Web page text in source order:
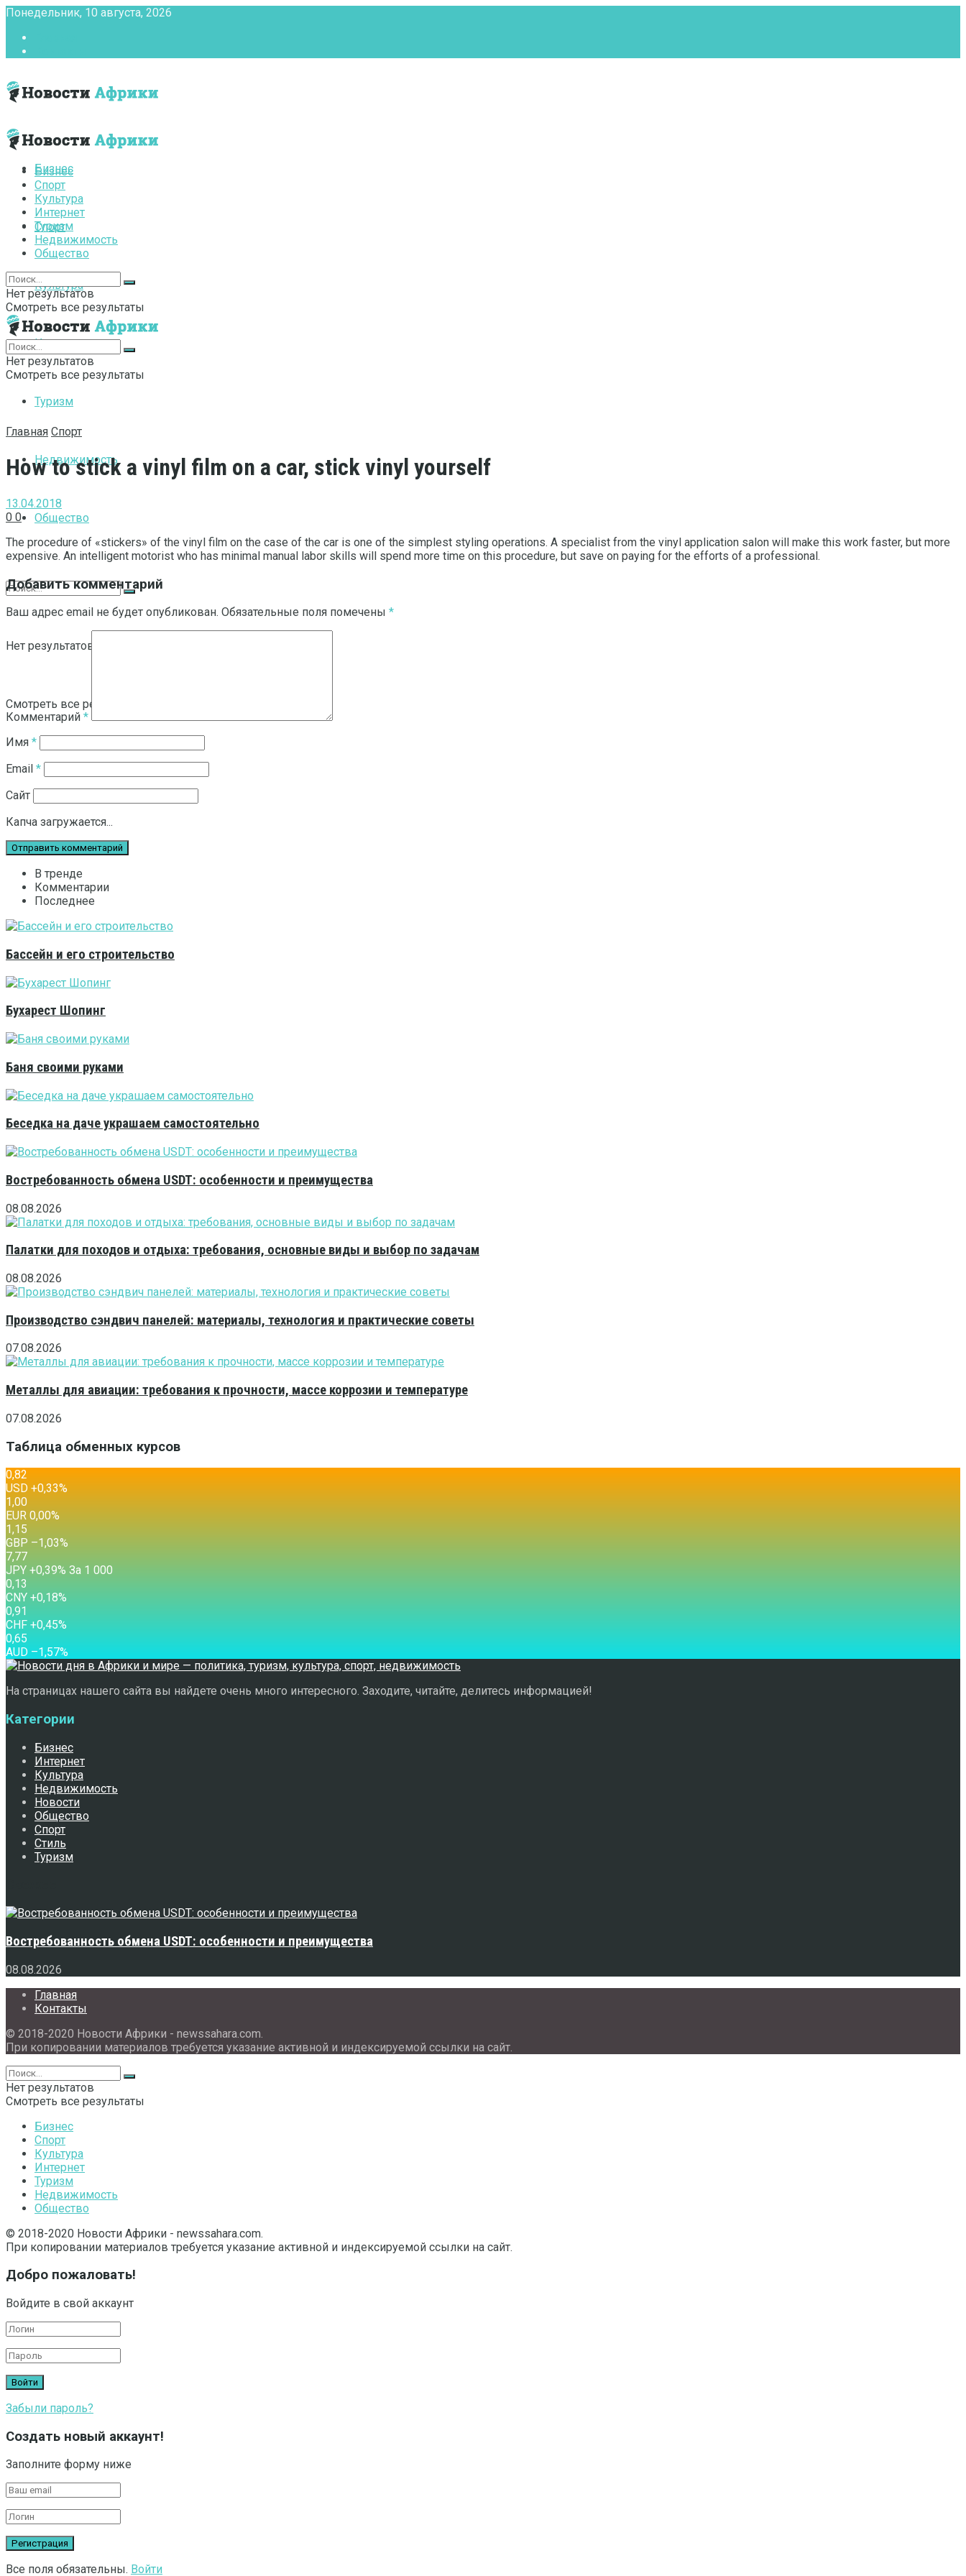
Понедельник, 10 августа, 2026
Бизнес
Спорт
Культура
Интернет
Туризм
Недвижимость
Общество
Нет результатов
Смотреть все результаты
Бизнес
Спорт
Культура
Интернет
Туризм
Недвижимость
Общество
Нет результатов
Смотреть все результаты
Нет результатов
Смотреть все результаты
Главная Спорт
How to stick a vinyl film on a car, stick vinyl yourself
13.04.2018
0 0
The procedure of «stickers» of the vinyl film on the case of the car is one of the simplest styling operations. A specialist from the vinyl application salon will make this work faster, but more
expensive. An intelligent motorist who has minimal manual labor skills will spend more time on this procedure, but save on paying for the efforts of a professional.
Добавить комментарий
Ваш адрес email не будет опубликован. Обязательные поля помечены *
Комментарий *
Имя *
Email *
Сайт
Капча загружается...
В тренде
Комментарии
Последнее
Бассейн и его строительство
Бухарест Шопинг
Баня своими руками
Беседка на даче украшаем самостоятельно
Востребованность обмена USDT: особенности и преимущества
08.08.2026
Палатки для походов и отдыха: требования, основные виды и выбор по задачам
08.08.2026
Производство сэндвич панелей: материалы, технология и практические советы
07.08.2026
Металлы для авиации: требования к прочности, массе коррозии и температуре
07.08.2026
Таблица обменных курсов
0,82
USD +0,33%
1,00
EUR 0,00%
1,15
GBP –1,03%
7,77
JPY +0,39% За 1 000
0,13
CNY +0,18%
0,91
CHF +0,45%
0,65
AUD –1,57%
На страницах нашего сайта вы найдете очень много интересного. Заходите, читайте, делитесь информацией!
Категории
Бизнес
Интернет
Культура
Недвижимость
Новости
Общество
Спорт
Стиль
Туризм
Востребованность обмена USDT: особенности и преимущества
08.08.2026
Главная
Контакты
© 2018-2020 Новости Африки - newssahara.com.
При копировании материалов требуется указание активной и индексируемой ссылки на сайт.
Нет результатов
Смотреть все результаты
Бизнес
Спорт
Культура
Интернет
Туризм
Недвижимость
Общество
© 2018-2020 Новости Африки - newssahara.com.
При копировании материалов требуется указание активной и индексируемой ссылки на сайт.
Добро пожаловать!
Войдите в свой аккаунт
Забыли пароль?
Создать новый аккаунт!
Заполните форму ниже
Все поля обязательны. Войти